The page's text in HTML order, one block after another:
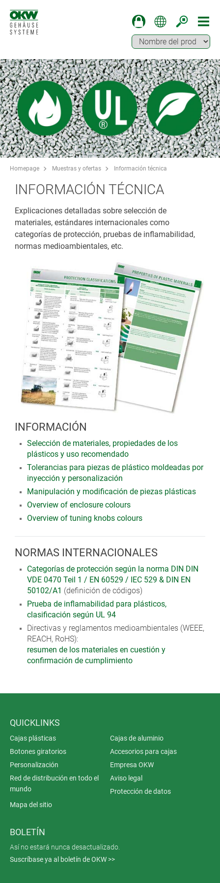
Homepage Muestras y ofertas Información técnica
INFORMACIÓN TÉCNICA
Explicaciones detalladas sobre selección de
materiales, estándares internacionales como
categorías de protección, pruebas de inflamabilidad,
normas medioambientales, etc.
INFORMACIÓN
Selección de materiales, propiedades de los
plásticos y uso recomendado
Tolerancias para piezas de plástico moldeadas por
inyección y personalización
Manipulación y modificación de piezas plásticas
Overview of enclosure colours
Overview of tuning knobs colours
NORMAS INTERNACIONALES
Categorías de protección según la norma DIN DIN
VDE 0470 Teil 1 / EN 60529 / IEC 529 & DIN EN
50102/A1 (definición de códigos)
Prueba de inflamabilidad para plásticos,
clasificación según UL 94
Directivas y reglamentos medioambientales (WEEE,
REACH, RoHS):
resumen de los materiales en cuestión y
confirmación de cumplimiento
QUICKLINKS
Cajas plásticas
Cajas de aluminio
Botones giratorios
Accesorios para cajas
Personalización
Empresa OKW
Red de distribución en todo el
mundo
Aviso legal
Protección de datos
Mapa del sitio
BOLETÍN
Así no estará nunca desactualizado.
Suscríbase ya al boletín de OKW >>